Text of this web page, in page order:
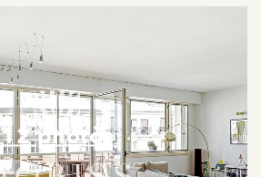
12 photos